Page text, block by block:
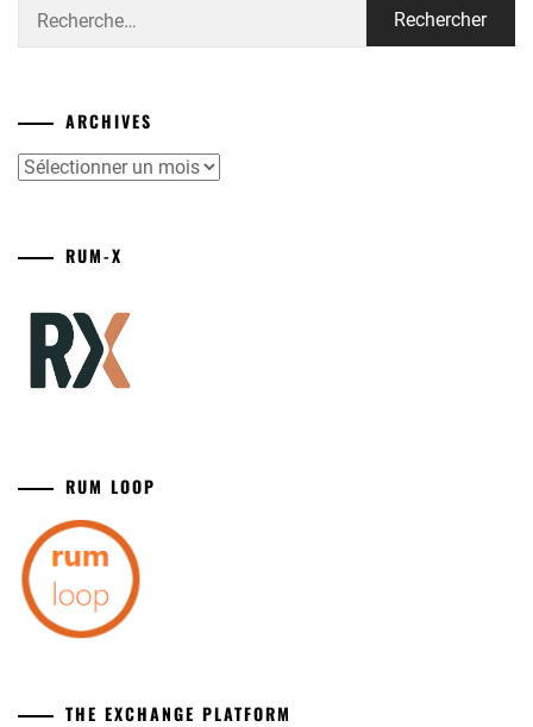
ARCHIVES
Archives
RUM-X
RUM LOOP
THE EXCHANGE PLATFORM